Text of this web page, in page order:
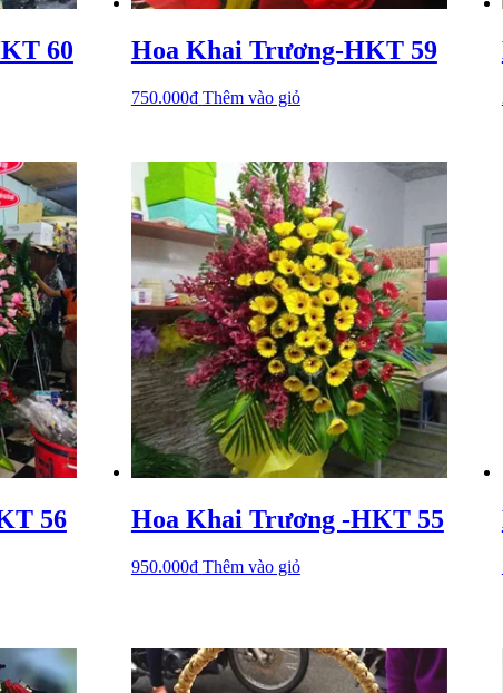
60 Hoa Khai Trương-HKT 59
750.000₫ Thêm vào giỏ
56 Hoa Khai Trương -HKT 55
950.000₫ Thêm vào giỏ